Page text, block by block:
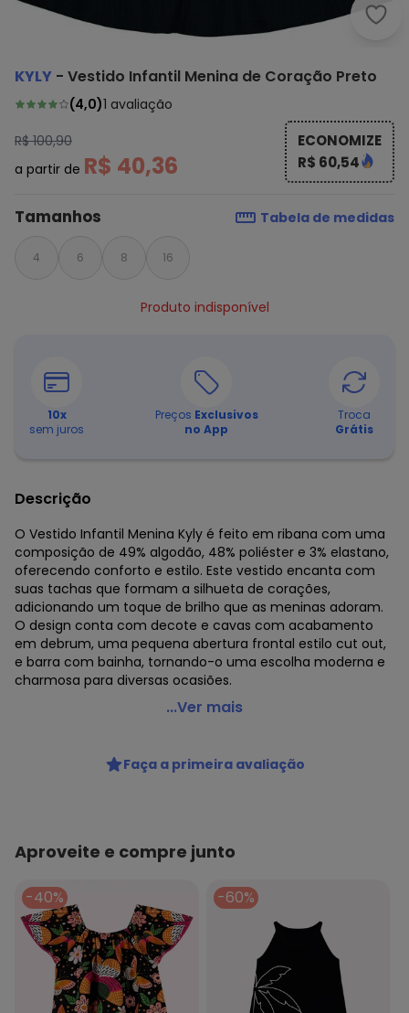
KYLY - Vestido Infantil Menina de Coração Preto
(4,0)1 avaliação
R$ 100,90
a partir de R$ 40,36
ECONOMIZE
R$ 60,54
Tamanhos Tabela de medidas
4 6 8 16
Produto indisponível
10x
sem juros
Preços Exclusivos
no App
Troca
Grátis
Descrição
O Vestido Infantil Menina Kyly é feito em ribana com uma
composição de 49% algodão, 48% poliéster e 3% elastano,
oferecendo conforto e estilo. Este vestido encanta com
suas tachas que formam a silhueta de corações,
adicionando um toque de brilho que as meninas adoram.
O design conta com decote e cavas com acabamento
em debrum, uma pequena abertura frontal estilo cut out,
e barra com bainha, tornando-o uma escolha moderna e
charmosa para diversas ocasiões.
Kyly - Vestido Infantil Menina de Coração Preto
Modelagem: Ampla
Comprimento da manga: Curta
Decote frente: Redondo
Decote costas: Redondo
Fornecedor: KYLY INDUSTRIA TEXTIL LTDA / CNPJ
78.855.830/0001-98
Feito: Brasil
Cuidados para conservação do produto: Para melhor
conservação do produto, lavar à mão com sabão neutro.
Evite deixar as peças de molho para não desbotá-las e
nem manchá-las. Passar até 110º.
...Ver mais
Faça a primeira avaliação
Aproveite e compre junto
-40% -60%